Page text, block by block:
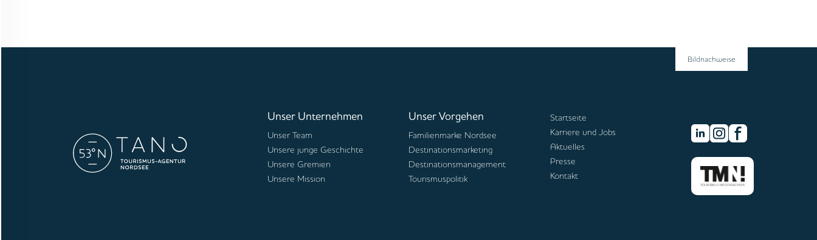
Bildnachweise
Unser Unternehmen
Unser Team
Unsere junge Geschichte
Unsere Gremien
Unsere Mission
Unser Vorgehen
Familienmarke Nordsee
Destinationsmarketing
Destinationsmanagement
Tourismuspolitik
Startseite
Karriere und Jobs
Aktuelles
Presse
Kontakt